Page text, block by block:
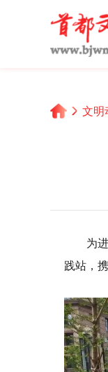
文明
为
践站，